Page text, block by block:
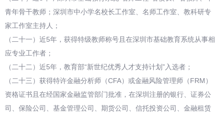
青年骨干教师；深圳市中小学名校长工作室、名师工作室、教科研专
家工作室主持人；
（二十一）近5年，获得特级教师称号且在深圳市基础教育系统从事相
应专业工作者；
（二十二）近5年，教育部“新世纪优秀人才支持计划”入选者；
（二十三）获得特许金融分析师（CFA）或金融风险管理师（FRM）
资格证书且在经国家金融监管部门批准，在深圳注册的银行、证券公
司、保险公司、基金管理公司、期货公司、信托投资公司、金融租赁